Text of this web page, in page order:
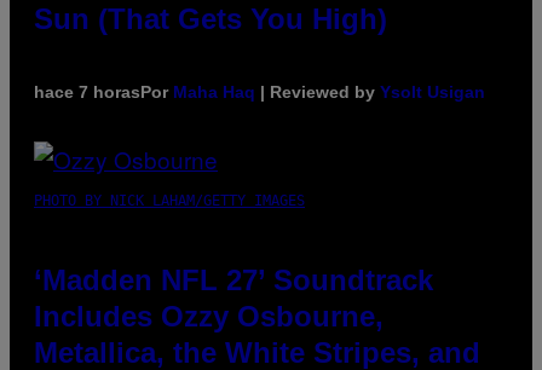
Sun (That Gets You High)
hace 7 horasPor Maha Haq | Reviewed by Ysolt Usigan
PHOTO BY NICK LAHAM/GETTY IMAGES
‘Madden NFL 27’ Soundtrack
Includes Ozzy Osbourne,
Metallica, the White Stripes, and